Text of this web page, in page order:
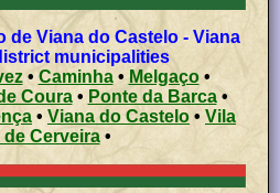
municipalities
• Caminha• Melgaço•
Coura• Ponte da Barca•
• Viana do Castelo • Vila
de Cerveira•